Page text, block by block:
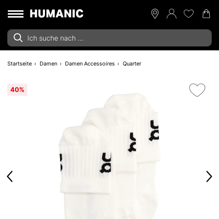
Startseite Damen Damen Accessoires Quarter
40%